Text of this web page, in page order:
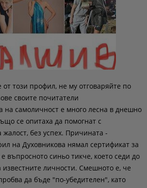
този профил, не му отговаряйте по
своите почитатели
на самоличност е много лесна в днешно
се опитаха да помогнат с
жалост, без успех. Причината -
на Духовникова нямал сертификат за
въпросното синьо тикче, което седи до
личности. Смешното е, че
да бъде "по-убедителен", като